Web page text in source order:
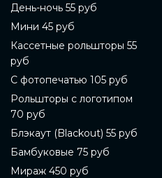
День-ночь 55 руб
Мини 45 руб
Кассетные рольшторы 55
руб
С фотопечатью 105 руб
Рольшторы с логотипом
70 руб
Блэкаут (Blackout) 55 руб
Бамбуковые 75 руб
Мираж 450 руб